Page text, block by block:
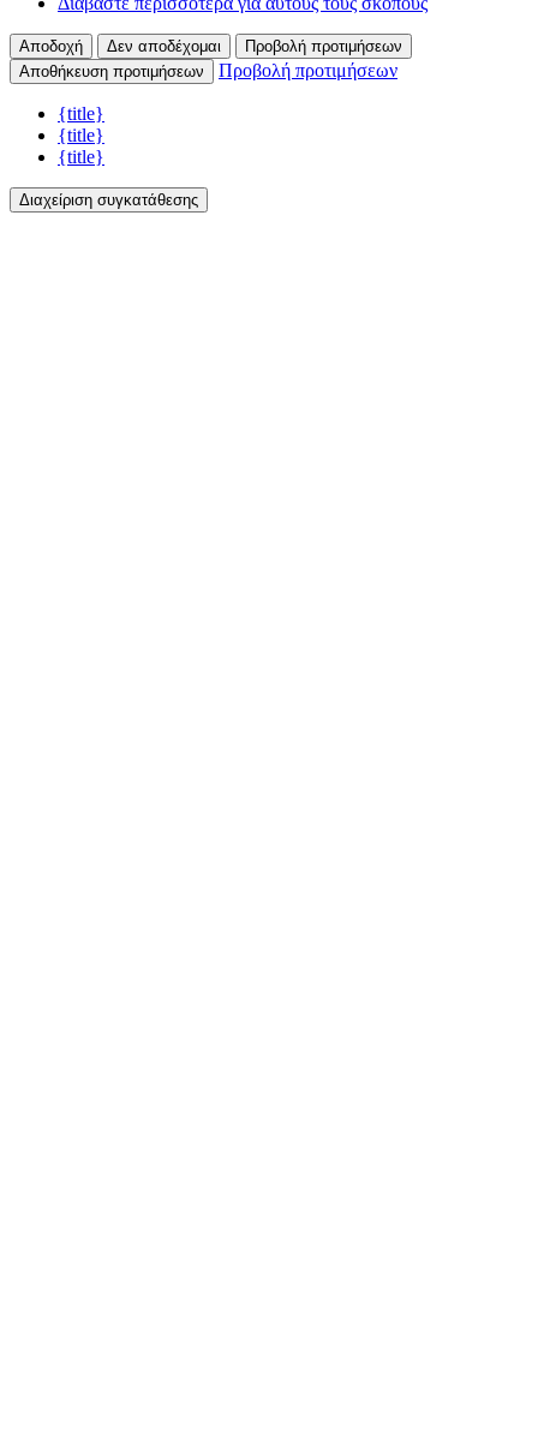
Αποδοχή Δεν αποδέχομαι
Προβολή προτιμήσεων
Αποθήκευση προτιμήσεων
Προβολή προτιμήσεων
{title}
{title}
{title}
Διαχείριση συγκατάθεσης